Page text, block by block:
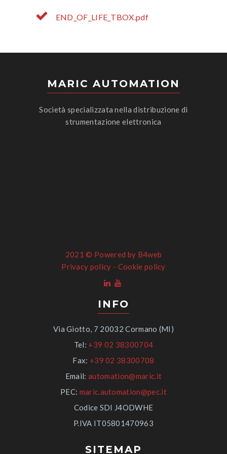
END_OF_LIFE_TBOX.pdf
MARIC AUTOMATION
Società specializzata nella distribuzione di
strumentazione elettronica
2021 © Powered by B4web
Privacy policy - Cookie policy
INFO
Via Giotto, 7 20032 Cormano (MI)
Tel: +39 02 38300704
Fax: +39 02 38300708
Email:automation@maric.it
PEC: maric.automation@pec.it
Codice SDI J4ODWHE
P.IVA IT05801470963
SITEMAP